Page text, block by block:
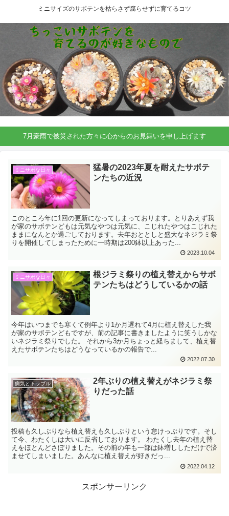
ミニサイズのサボテンを枯らさず腐らせずに育てるコツ
7月豪雨で被災された方々に心からのお見舞いを申し上げます
ミニサボな日々
猛暑の2023年夏を耐えたサボテ
ンたちの近況
このところ年に1回の更新になってしまっております。とりあえず我
が家のサボテンどもは元気なやつは元気に、こじれたやつはこじれた
ままになんとか過ごしております。去年おととしと盛大なネジラミ祭
りを開催してしまったために一時期は200鉢以上あった...
2023.10.04
ミニサボな日々
根ジラミ祭りの植え替えからサボ
テンたちはどうしているかの話
今年はいつまでも寒くて例年より1か月遅れて4月に植え替えした我
が家のサボテンどもですが、前の記事に書きましたように笑うしかな
いネジラミ祭りでした。 それから3か月ちょっと経ちまして、植え替
えたサボテンたちはどうなっているかの報告で...
2022.07.30
病気とトラブル
2年ぶりの植え替えがネジラミ祭
りだった話
投稿も久しぶりなら植え替えも久しぶりという怠けっぷりです。そし
て今、わたくしは大いに反省しております。 わたくし去年の植え替
えをほとんどさぼりました。その前の年も一部は鉢増ししただけで済
ませてしまいました。あんなに植え替えが好きだっ...
2022.04.12
スポンサーリンク